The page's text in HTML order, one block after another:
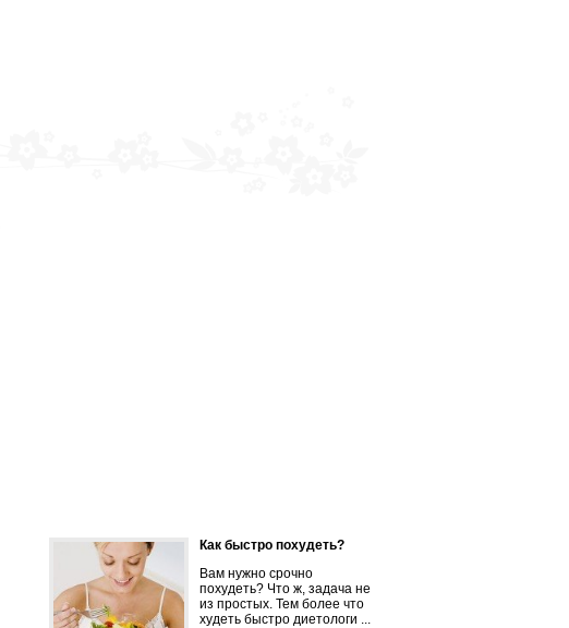
Как быстро похудеть?
Вам нужно срочно
похудеть? Что ж, задача не
из простых. Тем более что
худеть быстро диетологи ...